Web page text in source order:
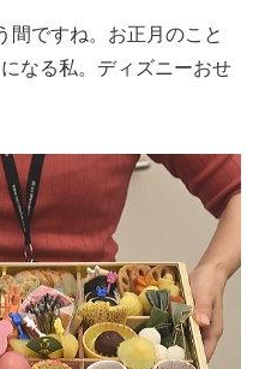
間ですね。お正月のこと
なる私。ディズニーおせ